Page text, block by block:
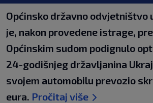
Općinsko državno odvjetništvo
je, nakon provedene istrage,
Općinskim sudom podignulo
24-godišnjeg državljanina
svojem automobilu prevozio
eura. Pročitaj više